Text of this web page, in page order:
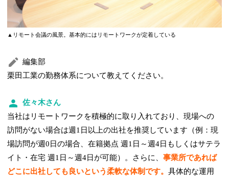
▲リモート会議の風景。基本的にはリモートワークが定着している
編集部
栗田工業の勤務体系について教えてください。
佐々木さん
当社はリモートワークを積極的に取り入れており、現場への
訪問がない場合は週1日以上の出社を推奨しています（例：現
場訪問が週0日の場合、在籍拠点 週1日～週4日もしくはサテラ
イト・在宅 週1日～週4日が可能）。さらに、事業所であれば
どこに出社しても良いという柔軟な体制です。具体的な運用